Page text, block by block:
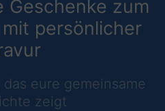
Geschenke zum
persönlicher
eure gemeinsame
zeigt